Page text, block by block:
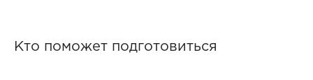
Кто поможет подготовиться